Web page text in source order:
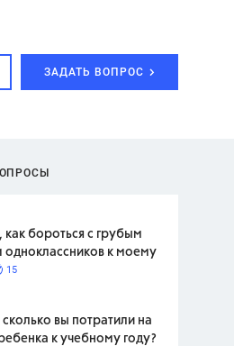
ЗАДАТЬ ВОПРОС
как бороться с грубым
к моему
15
сколько вы потратили на
к учебному году?